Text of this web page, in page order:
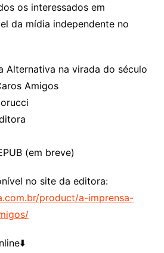
os interessados em
da mídia independente no
Alternativa na virada do século
Amigos
(em breve)
no site da editora:
product/a-imprensa-